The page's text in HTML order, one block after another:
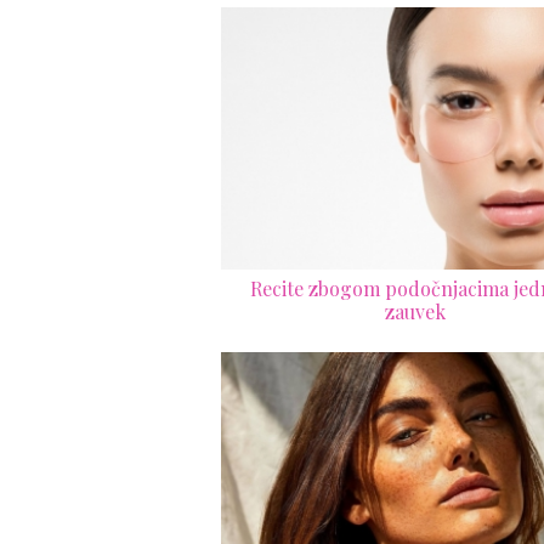
Recite zbogom podočnjacima
zauvek